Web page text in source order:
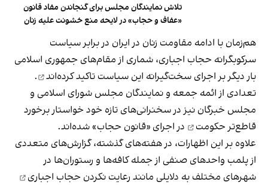
تلاش نمایندگان مجلس برای گنجاندن مفاد قانون
«عفاف و حجاب» در لایحه منع خشونت علیه زنان
هم‌زمان با ادامه مقاومت زنان در ایران در برابر سیاست
سرکوبگرانه حجاب اجباری، شماری از مقام‌های جمهوری اسلامی
بار دیگر بر اجرای سخت‌گیرانه این سیاست تاکید کرده‌اند
.
تعدادی از ائمه جمعه و نمایندگان مجلس شورای اسلامی و
مجلس خبرگان نیز در سخنرانی‌های تازه خود خواستار برخورد
قاطع‌تر حکومت
در اجرای «قانون حجاب» شده‌اند.
علاوه بر این اظهارات،‌ در هفته‌های گذشته، گزارش‌های متعددی
از پلمب واحدهای صنفی از جمله کافه‌ها و رستوران‌ها در
شهرهای مختلف به دلایلی مانند رعایت نکردن حجاب اجباری